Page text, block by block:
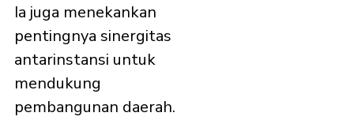
Ia juga menekankan
pentingnya sinergitas
antarinstansi untuk
mendukung
pembangunan daerah.